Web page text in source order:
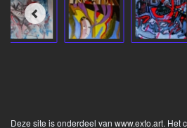
Deze site is onderdeel van www.exto.art. Het